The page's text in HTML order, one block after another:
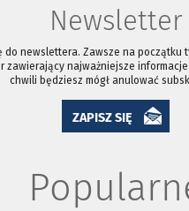
Newsletter
do newslettera. Zawsze na początku
zawierający najważniejsze informacje
chwili będziesz mógł anulować
ZAPISZ SIĘ